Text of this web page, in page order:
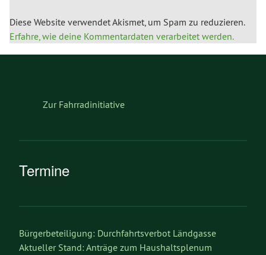
Diese Website verwendet Akismet, um Spam zu reduzieren.
Erfahre, wie deine Kommentardaten verarbeitet werden.
Zur Fahrradinitiative
Termine
Bürgerbeteiligung: Durchfahrtsverbot Ländgasse
Aktueller Stand: Anträge zum Haushaltsplenum